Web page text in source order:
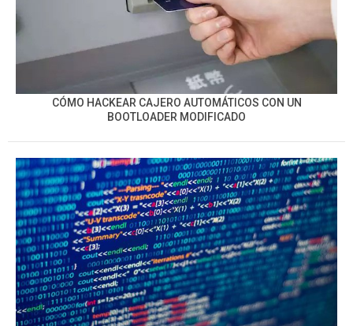
CÓMO HACKEAR CAJERO AUTOMÁTICOS CON UN
BOOTLOADER MODIFICADO